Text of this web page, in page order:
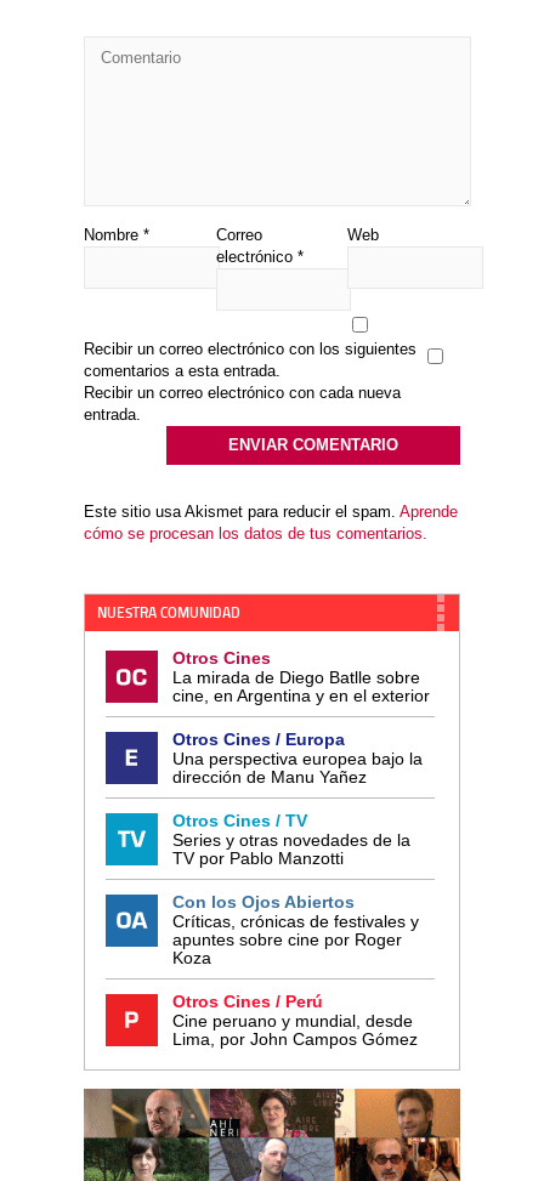
Nombre *
Correo
electrónico *
Web
Recibir un correo electrónico con los siguientes
comentarios a esta entrada.
Recibir un correo electrónico con cada nueva
entrada.
Este sitio usa Akismet para reducir el spam. Aprende
cómo se procesan los datos de tus comentarios.
NUESTRA COMUNIDAD
Otros Cines
La mirada de Diego Batlle sobre
cine, en Argentina y en el exterior
Otros Cines / Europa
Una perspectiva europea bajo la
dirección de Manu Yañez
Otros Cines / TV
Series y otras novedades de la
TV por Pablo Manzotti
Con los Ojos Abiertos
Críticas, crónicas de festivales y
apuntes sobre cine por Roger
Koza
Otros Cines / Perú
Cine peruano y mundial, desde
Lima, por John Campos Gómez